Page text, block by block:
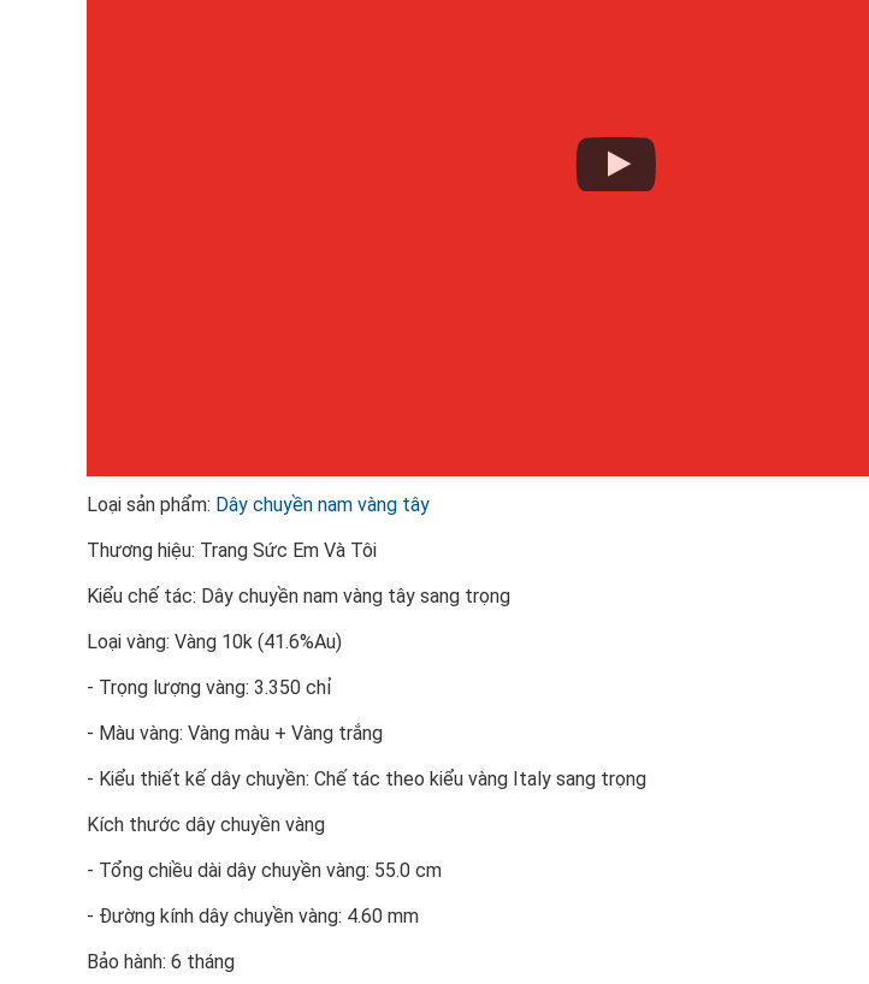
Loại sản phẩm: Dây chuyền nam vàng tây
Thương hiệu: Trang Sức Em Và Tôi
Kiểu chế tác: Dây chuyền nam vàng tây sang trọng
Loại vàng: Vàng 10k (41.6%Au)
- Trọng lượng vàng: 3.350 chỉ
- Màu vàng: Vàng màu + Vàng trắng
- Kiểu thiết kế dây chuyền: Chế tác theo kiểu vàng Italy sang trọng
Kích thước dây chuyền vàng
- Tổng chiều dài dây chuyền vàng: 55.0 cm
- Đường kính dây chuyền vàng: 4.60 mm
Bảo hành: 6 tháng